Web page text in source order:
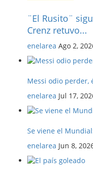
¨El Rusito¨
Crenz retuvo...
enelarea Ago 2,
Messi odio perder,
enelarea Jul 17,
Se viene el
enelarea Jun 8,